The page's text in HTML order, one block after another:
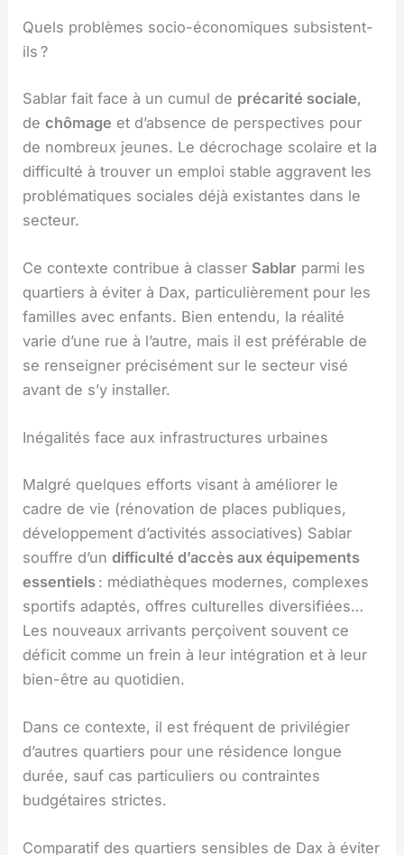
Quels problèmes socio-économiques subsistent-
ils ?
Sablar fait face à un cumul de précarité sociale,
dechômage et d’absence de perspectives pour
de nombreux jeunes. Le décrochage scolaire et la
difficulté à trouver un emploi stable aggravent les
problématiques sociales déjà existantes dans le
secteur.
Ce contexte contribue à classer Sablar parmi les
quartiers à éviter à Dax, particulièrement pour les
familles avec enfants. Bien entendu, la réalité
varie d’une rue à l’autre, mais il est préférable de
se renseigner précisément sur le secteur visé
avant de s’y installer.
Inégalités face aux infrastructures urbaines
Malgré quelques efforts visant à améliorer le
cadre de vie (rénovation de places publiques,
développement d’activités associatives) Sablar
souffre d’undifficulté d’accès aux équipements
essentiels : médiathèques modernes, complexes
sportifs adaptés, offres culturelles diversifiées…
Les nouveaux arrivants perçoivent souvent ce
déficit comme un frein à leur intégration et à leur
bien-être au quotidien.
Dans ce contexte, il est fréquent de privilégier
d’autres quartiers pour une résidence longue
durée, sauf cas particuliers ou contraintes
budgétaires strictes.
Comparatif des quartiers sensibles de Dax à éviter